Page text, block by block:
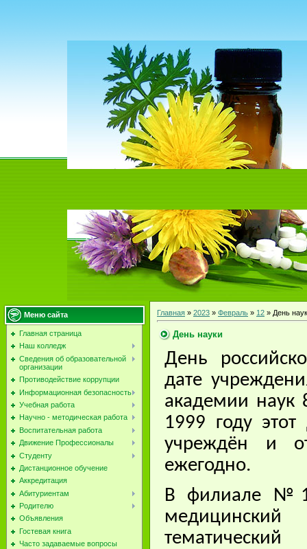
Меню сайта
Главная страница
Наш колледж
Сведения об образовательной
организации
Противодействие коррупции
Информационная безопасность
Учебная работа
Научно - методическая работа
Воспитательная работа
Движение Профессионалы
Студенту
Дистанционное обучение
Аккредитация
Абитуриентам
Родителю
Объявления
Гостевая книга
Часто задаваемые вопросы
Главная » 2023 » Февраль » 12 » День
День науки
День
дате
академии наук
1999 году
учреждён и
ежегодно.
В филиале №1